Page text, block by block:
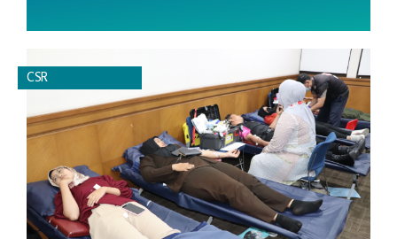
CSR